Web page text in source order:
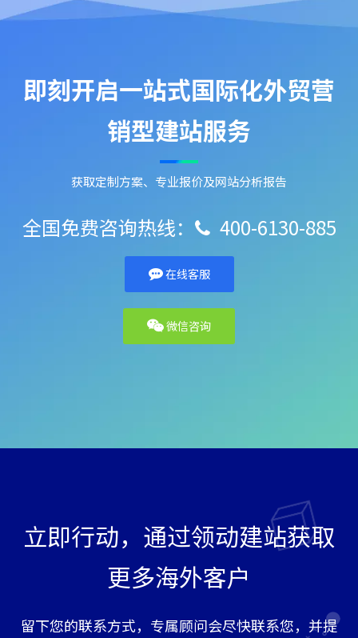
即刻开启一站式国际化外贸营
销型建站服务
获取定制方案、专业报价及网站分析报告
全国免费咨询热线：  400-6130-885
在线客服
微信咨询
立即行动，通过领动建站获取
更多海外客户
留下您的联系方式，专属顾问会尽快联系您，并提